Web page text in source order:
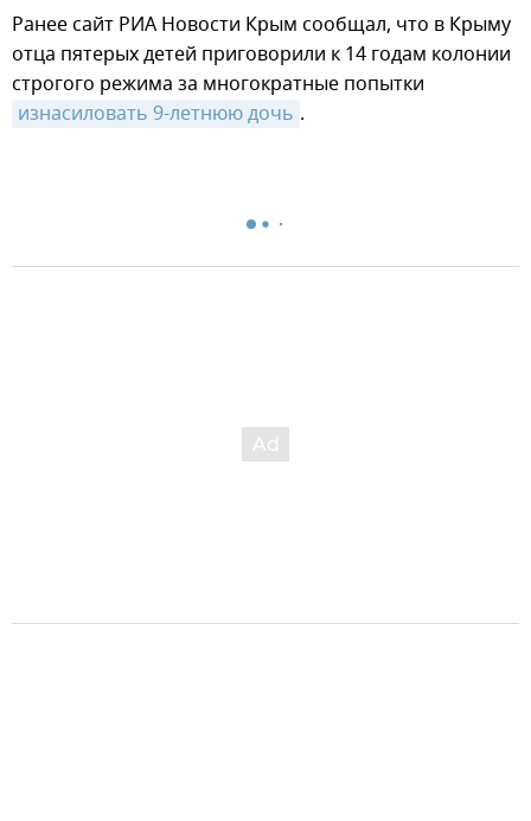
Ранее сайт РИА Новости Крым сообщал, что в Крыму
отца пятерых детей приговорили к 14 годам колонии
строгого режима за многократные попытки
изнасиловать 9-летнюю дочь .